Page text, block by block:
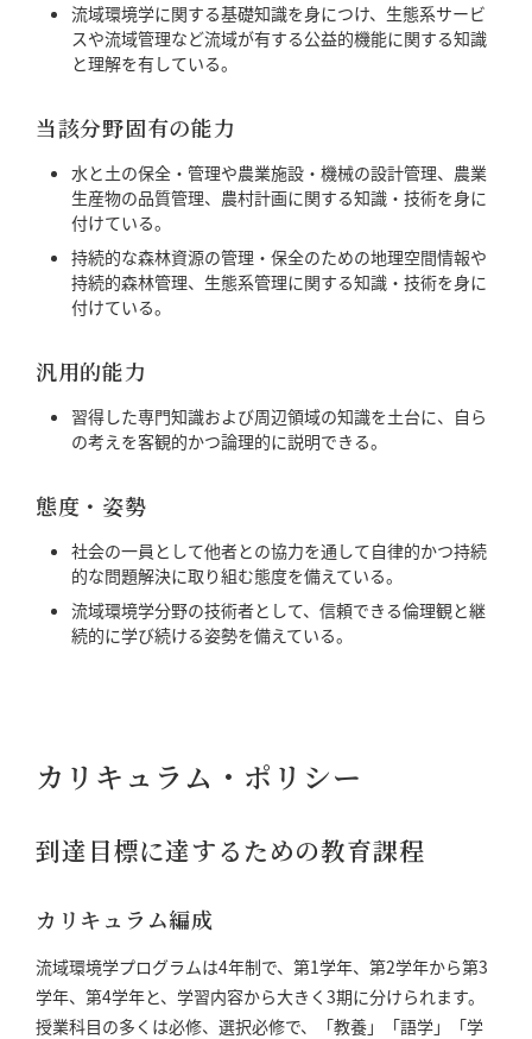
流域環境学に関する基礎知識を身につけ、生態系サービ
スや流域管理など流域が有する公益的機能に関する知識
と理解を有している。
当該分野固有の能力
水と土の保全・管理や農業施設・機械の設計管理、農業
生産物の品質管理、農村計画に関する知識・技術を身に
付けている。
持続的な森林資源の管理・保全のための地理空間情報や
持続的森林管理、生態系管理に関する知識・技術を身に
付けている。
汎用的能力
習得した専門知識および周辺領域の知識を土台に、自ら
の考えを客観的かつ論理的に説明できる。
態度・姿勢
社会の一員として他者との協力を通して自律的かつ持続
的な問題解決に取り組む態度を備えている。
流域環境学分野の技術者として、信頼できる倫理観と継
続的に学び続ける姿勢を備えている。
カリキュラム・ポリシー
到達目標に達するための教育課程
カリキュラム編成
流域環境学プログラムは4年制で、第1学年、第2学年から第3
学年、第4学年と、学習内容から大きく3期に分けられます。
授業科目の多くは必修、選択必修で、「教養」「語学」「学